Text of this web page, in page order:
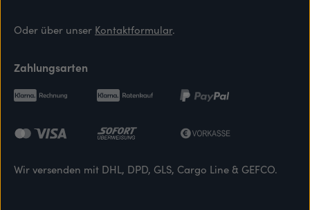
Oder über unser Kontaktformular.
Zahlungsarten
Wir versenden mit DHL, DPD, GLS, Cargo Line & GEFCO.